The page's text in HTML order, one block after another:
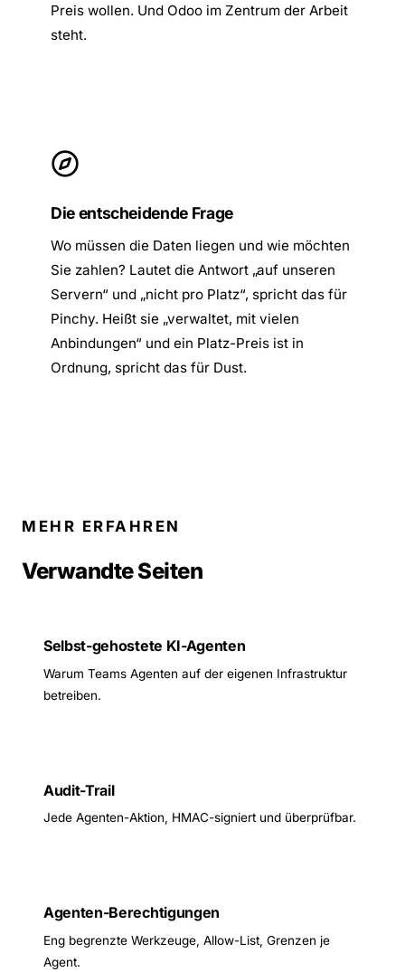
Preis wollen. Und Odoo im Zentrum der Arbeit
steht.
Die entscheidende Frage
Wo müssen die Daten liegen und wie möchten
Sie zahlen? Lautet die Antwort „auf unseren
Servern“ und „nicht pro Platz“, spricht das für
Pinchy. Heißt sie „verwaltet, mit vielen
Anbindungen“ und ein Platz-Preis ist in
Ordnung, spricht das für Dust.
MEHR ERFAHREN
Verwandte Seiten
Selbst-gehostete KI-Agenten
Warum Teams Agenten auf der eigenen Infrastruktur
betreiben.
Audit-Trail
Jede Agenten-Aktion, HMAC-signiert und überprüfbar.
Agenten-Berechtigungen
Eng begrenzte Werkzeuge, Allow-List, Grenzen je
Agent.